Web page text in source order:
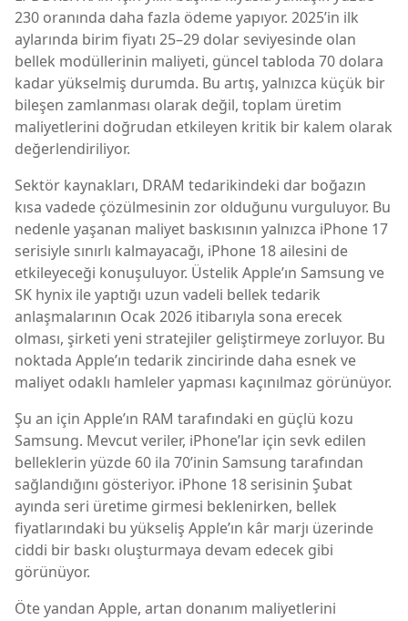
230 oranında daha fazla ödeme yapıyor. 2025’in ilk
aylarında birim fiyatı 25–29 dolar seviyesinde olan
bellek modüllerinin maliyeti, güncel tabloda 70 dolara
kadar yükselmiş durumda. Bu artış, yalnızca küçük bir
bileşen zamlanması olarak değil, toplam üretim
maliyetlerini doğrudan etkileyen kritik bir kalem olarak
değerlendiriliyor.
Sektör kaynakları, DRAM tedarikindeki dar boğazın
kısa vadede çözülmesinin zor olduğunu vurguluyor. Bu
nedenle yaşanan maliyet baskısının yalnızca iPhone 17
serisiyle sınırlı kalmayacağı, iPhone 18 ailesini de
etkileyeceği konuşuluyor. Üstelik Apple’ın Samsung ve
SK hynix ile yaptığı uzun vadeli bellek tedarik
anlaşmalarının Ocak 2026 itibarıyla sona erecek
olması, şirketi yeni stratejiler geliştirmeye zorluyor. Bu
noktada Apple’ın tedarik zincirinde daha esnek ve
maliyet odaklı hamleler yapması kaçınılmaz görünüyor.
Şu an için Apple’ın RAM tarafındaki en güçlü kozu
Samsung. Mevcut veriler, iPhone’lar için sevk edilen
belleklerin yüzde 60 ila 70’inin Samsung tarafından
sağlandığını gösteriyor. iPhone 18 serisinin Şubat
ayında seri üretime girmesi beklenirken, bellek
fiyatlarındaki bu yükseliş Apple’ın kâr marjı üzerinde
ciddi bir baskı oluşturmaya devam edecek gibi
görünüyor.
Öte yandan Apple, artan donanım maliyetlerini